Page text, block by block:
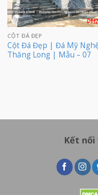
CỘT ĐÁ ĐẸP
Cột Đá Đẹp | Đá Mỹ
Thăng Long | Mẫu – 07
Kết